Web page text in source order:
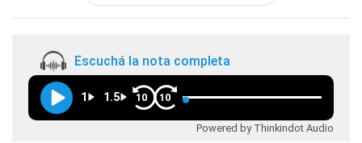
Escuchá la nota completa
1 1.5 10 10
Powered by Thinkindot Audio